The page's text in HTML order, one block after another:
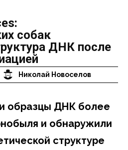
собак
ДНК после
Николай Новоселов
образцы ДНК более
и обнаружили
структуре